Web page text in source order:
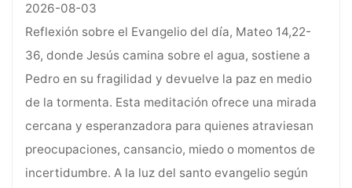
2026-08-03
Reflexión sobre el Evangelio del día, Mateo 14,22-
36, donde Jesús camina sobre el agua, sostiene a
Pedro en su fragilidad y devuelve la paz en medio
de la tormenta. Esta meditación ofrece una mirada
cercana y esperanzadora para quienes atraviesan
preocupaciones, cansancio, miedo o momentos de
incertidumbre. A la luz del santo evangelio según